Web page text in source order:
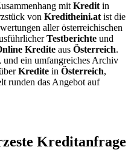
mit Kredit in
von Kreditheini.at ist die
aller österreichischen
Testberichte und
Kredite aus Österreich.
ein umfangreiches Archiv
Kredite in Österreich,
runden das Angebot auf
Kreditanfrage